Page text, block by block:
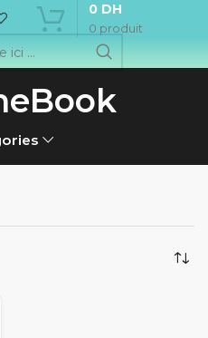
0 produit
0 DH